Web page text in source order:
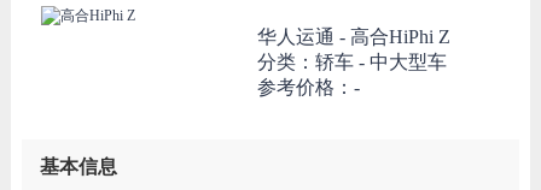
华人运通 - 高合HiPhi Z
分类：轿车 - 中大型车
参考价格：-
基本信息